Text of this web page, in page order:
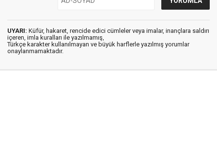
UYARI: Küfür, hakaret, rencide edici cümleler veya imalar, inançlara saldırı
içeren, imla kuralları ile yazılmamış,
Türkçe karakter kullanılmayan ve büyük harflerle yazılmış yorumlar
onaylanmamaktadır.